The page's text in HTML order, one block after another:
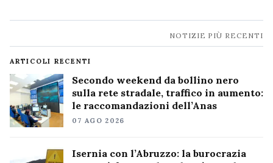
notizie
NOTIZIE PIÙ RECENTI
ARTICOLI RECENTI
Secondo weekend da bollino nero
sulla rete stradale, traffico in aumento:
le raccomandazioni dell’Anas
07 AGO 2026
Isernia con l’Abruzzo: la burocrazia